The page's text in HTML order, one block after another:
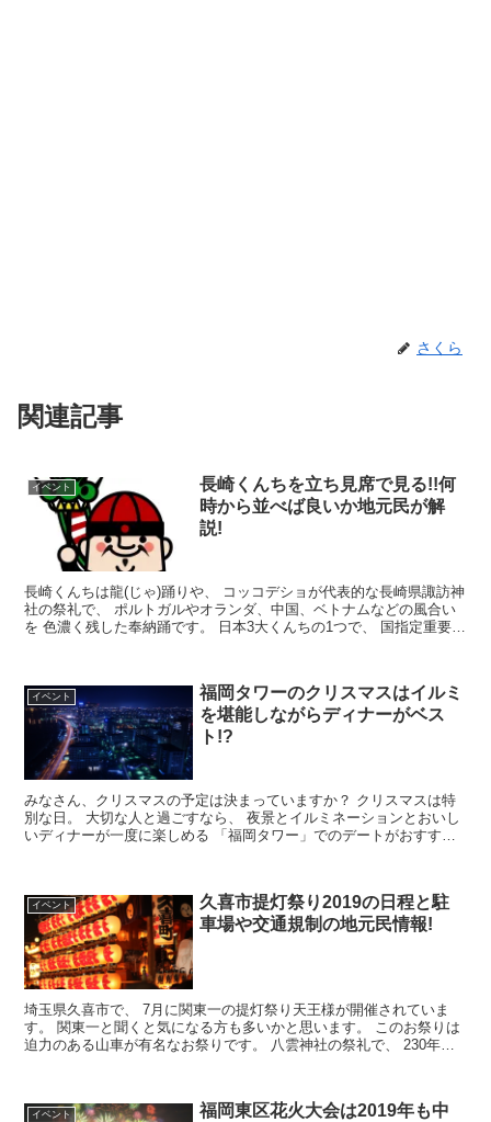
さくら
関連記事
イベント
長崎くんちを立ち見席で見る!!何
時から並べば良いか地元民が解
説!
長崎くんちは龍(じゃ)踊りや、 コッコデショが代表的な長崎県諏訪神
社の祭礼で、 ポルトガルやオランダ、中国、ベトナムなどの風合い
を 色濃く残した奉納踊です。 日本3大くんちの1つで、 国指定重要無
イベント
福岡タワーのクリスマスはイルミ
を堪能しながらディナーがベス
ト!?
みなさん、クリスマスの予定は決まっていますか？ クリスマスは特
別な日。 大切な人と過ごすなら、 夜景とイルミネーションとおいし
いディナーが一度に楽しめる 「福岡タワー」でのデートがおすすめ
イベント
久喜市提灯祭り2019の日程と駐
車場や交通規制の地元民情報!
埼玉県久喜市で、 7月に関東一の提灯祭り天王様が開催されていま
す。 関東一と聞くと気になる方も多いかと思います。 このお祭りは
迫力のある山車が有名なお祭りです。 八雲神社の祭礼で、 230年以
イベント
福岡東区花火大会は2019年も中